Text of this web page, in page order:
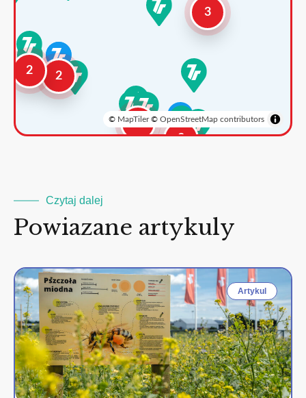
2
2
3
2
3
© MapTiler© OpenStreetMap contributors
Czytaj dalej
Powiazane artykuly
Artykul